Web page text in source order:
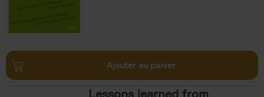
Ajouter au panier
Lessons learned from